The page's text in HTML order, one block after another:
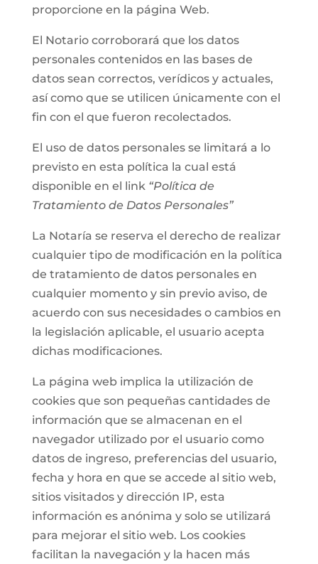
proporcione en la página Web.
El Notario corroborará que los datos
personales contenidos en las bases de
datos sean correctos, verídicos y actuales,
así como que se utilicen únicamente con el
fin con el que fueron recolectados.
El uso de datos personales se limitará a lo
previsto en esta política la cual está
disponible en el link “Política de
Tratamiento de Datos Personales”
La Notaría se reserva el derecho de realizar
cualquier tipo de modificación en la política
de tratamiento de datos personales en
cualquier momento y sin previo aviso, de
acuerdo con sus necesidades o cambios en
la legislación aplicable, el usuario acepta
dichas modificaciones.
La página web implica la utilización de
cookies que son pequeñas cantidades de
información que se almacenan en el
navegador utilizado por el usuario como
datos de ingreso, preferencias del usuario,
fecha y hora en que se accede al sitio web,
sitios visitados y dirección IP, esta
información es anónima y solo se utilizará
para mejorar el sitio web. Los cookies
facilitan la navegación y la hacen más